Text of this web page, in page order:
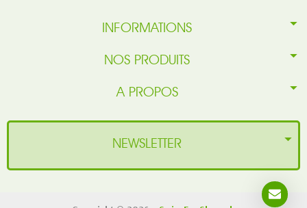
INFORMATIONS
NOS PRODUITS
A PROPOS
NEWSLETTER